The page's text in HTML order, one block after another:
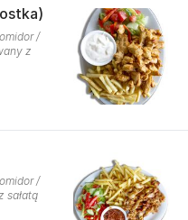
/
z
/
sałatą